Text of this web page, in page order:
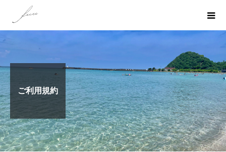
ご利用規約